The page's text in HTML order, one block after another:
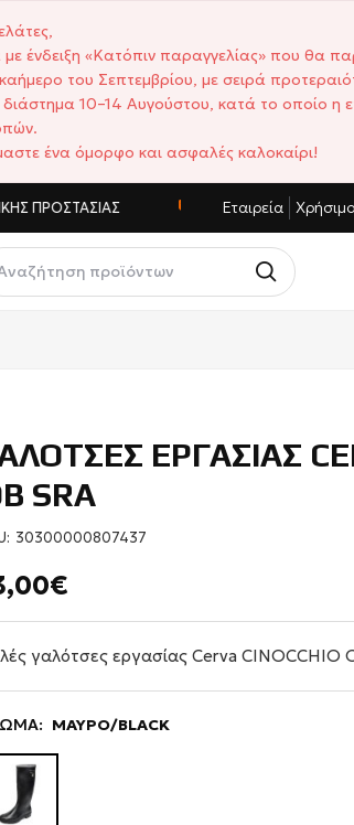
ένδειξη «Κατόπιν παραγγελίας» που θα
του Σεπτεμβρίου, με σειρά
10–14 Αυγούστου, κατά το οποίο η
ένα όμορφο και ασφαλές καλοκαίρι!
ΠΡΟΣΤΑΣΊΑΣ ΑΝΤΑΓΩΝΙΣΤΙΚΈΣ ΤΙΜΈΣ
Εταιρεία
ΕΡΓΑΣΙΑΣ
SRA
30300000807437
γαλότσες εργασίας Cerva CINOCCHIO
ΜΑΥΡΟ/BLACK